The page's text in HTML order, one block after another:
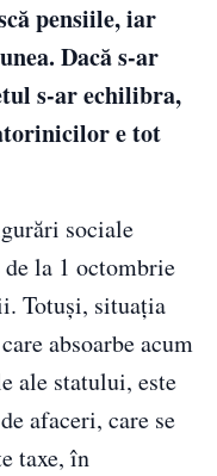
pensiile, iar
Dacă s-ar
s-ar echilibra,
e tot
sociale
la 1 octombrie
Totuşi, situaţia
absoarbe acum
ale statului, este
afaceri, care se
taxe, în